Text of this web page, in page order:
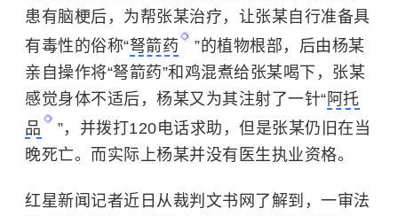
患有脑梗后，为帮张某治疗，让张某自行准备具
有毒性的俗称“弩箭药
”的植物根部，后由杨某
亲自操作将“弩箭药”和鸡混煮给张某喝下，张某
感觉身体不适后，杨某又为其注射了一针“ 阿托
品
”，并拨打120电话求助，但是张某仍旧在当
晚死亡。而实际上杨某并没有医生执业资格。
红星新闻记者近日从裁判文书网了解到，一审法